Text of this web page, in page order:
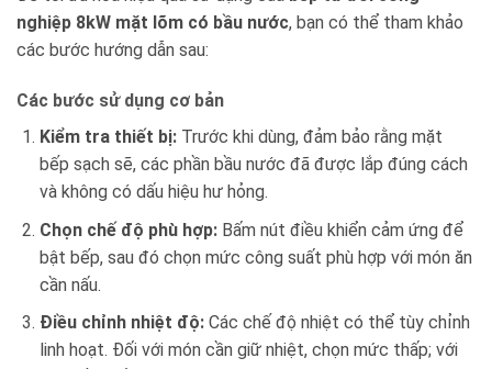
nghiệp 8kW mặt lõm có bầu nước, bạn có thể tham khảo
các bước hướng dẫn sau:
Các bước sử dụng cơ bản
Kiểm tra thiết bị:Trước khi dùng, đảm bảo rằng mặt
bếp sạch sẽ, các phần bầu nước đã được lắp đúng cách
và không có dấu hiệu hư hỏng.
Chọn chế độ phù hợp:Bấm nút điều khiển cảm ứng để
bật bếp, sau đó chọn mức công suất phù hợp với món ăn
cần nấu.
Điều chỉnh nhiệt độ:Các chế độ nhiệt có thể tùy chỉnh
linh hoạt. Đối với món cần giữ nhiệt, chọn mức thấp; với